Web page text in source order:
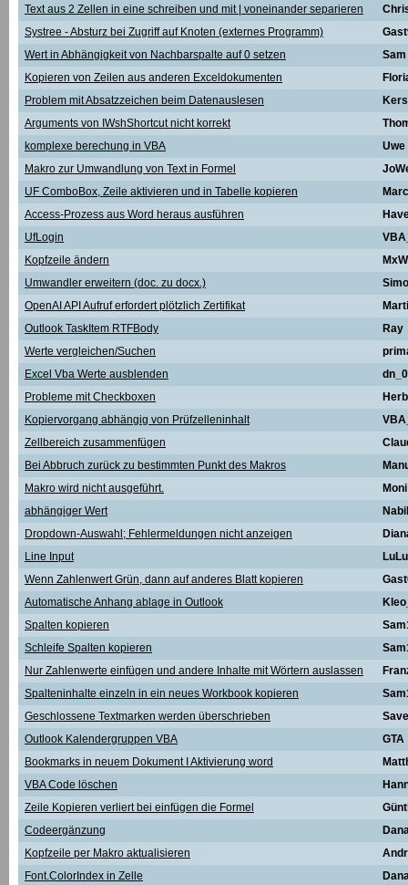
Text aus 2 Zellen in eine schreiben und mit | voneinander separieren
Systree - Absturz bei Zugriff auf Knoten (externes Programm)
Wert in Abhängigkeit von Nachbarspalte auf 0 setzen
Sam
Kopieren von Zeilen aus anderen Exceldokumenten
Problem mit Absatzzeichen beim Datenauslesen
Arguments von IWshShortcut nicht korrekt
komplexe berechung in VBA
Uwe
Makro zur Umwandlung von Text in Formel
UF ComboBox, Zeile aktivieren und in Tabelle kopieren
Marc
Access-Prozess aus Word heraus ausführen
UfLogin
Kopfzeile ändern
MxW
Umwandler erweitern (doc. zu docx.)
OpenAI API Aufruf erfordert plötzlich Zertifikat
Outlook TaskItem RTFBody
Ray
Werte vergleichen/Suchen
Excel Vba Werte ausblenden
Probleme mit Checkboxen
Kopiervorgang abhängig von Prüfzelleninhalt
Zellbereich zusammenfügen
Bei Abbruch zurück zu bestimmten Punkt des Makros
Makro wird nicht ausgeführt.
Moni
abhängiger Wert
Dropdown-Auswahl; Fehlermeldungen nicht anzeigen
Line Input
LuLu
Wenn Zahlenwert Grün, dann auf anderes Blatt kopieren
Automatische Anhang ablage in Outlook
Spalten kopieren
Schleife Spalten kopieren
Nur Zahlenwerte einfügen und andere Inhalte mit Wörtern auslassen
Spalteninhalte einzeln in ein neues Workbook kopieren
Geschlossene Textmarken werden überschrieben
Outlook Kalendergruppen VBA
GTA
Bookmarks in neuem Dokument I Aktivierung word
VBA Code löschen
Zeile Kopieren verliert bei einfügen die Formel
Codeergänzung
Kopfzeile per Makro aktualisieren
Font.ColorIndex in Zelle